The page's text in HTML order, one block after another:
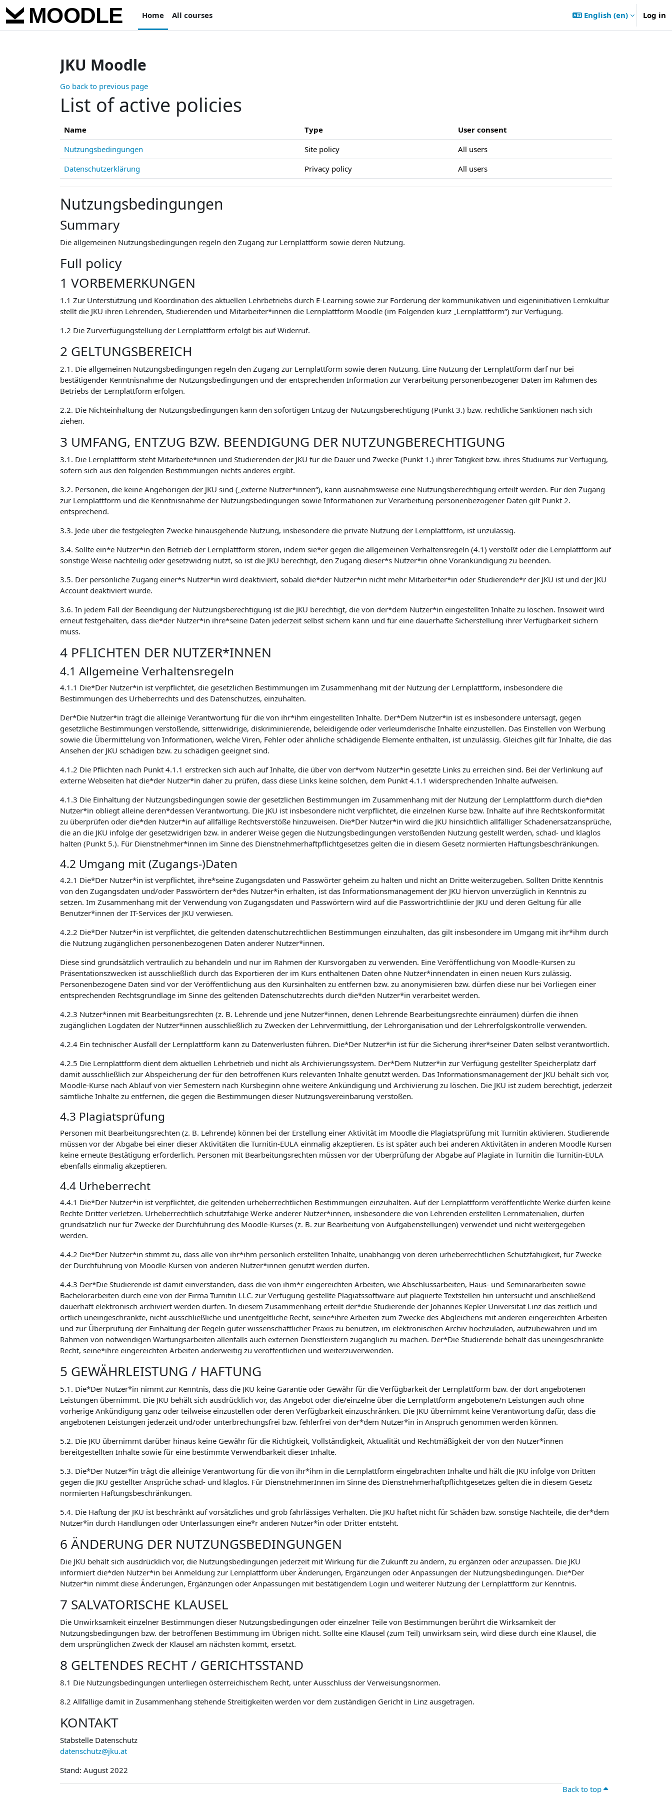
Skip to main content
Home
All courses English ‎(en)‎ Log in
JKU Moodle
Go back to previous page
List of active policies
Name Type
User consent
Nutzungsbedingungen
Site policy
All users
Datenschutzerklärung
Privacy policy All users
Nutzungsbedingungen
Summary
Die allgemeinen Nutzungsbedingungen regeln den Zugang zur Lernplattform sowie deren Nutzung.
Full policy
1 VORBEMERKUNGEN
1.1 Zur Unterstützung und Koordination des aktuellen Lehrbetriebs durch E-Learning sowie zur Förderung der kommunikativen und eigeninitiativen Lernkultur
stellt die JKU ihren Lehrenden, Studierenden und Mitarbeiter*innen die Lernplattform Moodle (im Folgenden kurz „Lernplattform“) zur Verfügung.
1.2 Die Zurverfügungstellung der Lernplattform erfolgt bis auf Widerruf.
2 GELTUNGSBEREICH
2.1. Die allgemeinen Nutzungsbedingungen regeln den Zugang zur Lernplattform sowie deren Nutzung. Eine Nutzung der Lernplattform darf nur bei
bestätigender Kenntnisnahme der Nutzungsbedingungen und der entsprechenden Information zur Verarbeitung personenbezogener Daten im Rahmen des
Betriebs der Lernplattform erfolgen.
2.2. Die Nichteinhaltung der Nutzungsbedingungen kann den sofortigen Entzug der Nutzungsberechtigung (Punkt 3.) bzw. rechtliche Sanktionen nach sich
ziehen.
3 UMFANG, ENTZUG BZW. BEENDIGUNG DER NUTZUNGBERECHTIGUNG
3.1. Die Lernplattform steht Mitarbeite*innen und Studierenden der JKU für die Dauer und Zwecke (Punkt 1.) ihrer Tätigkeit bzw. ihres Studiums zur Verfügung,
sofern sich aus den folgenden Bestimmungen nichts anderes ergibt.
3.2. Personen, die keine Angehörigen der JKU sind („externe Nutzer*innen“), kann ausnahmsweise eine Nutzungsberechtigung erteilt werden. Für den Zugang
zur Lernplattform und die Kenntnisnahme der Nutzungsbedingungen sowie Informationen zur Verarbeitung personenbezogener Daten gilt Punkt 2.
entsprechend.
3.3. Jede über die festgelegten Zwecke hinausgehende Nutzung, insbesondere die private Nutzung der Lernplattform, ist unzulässig.
3.4. Sollte ein*e Nutzer*in den Betrieb der Lernplattform stören, indem sie*er gegen die allgemeinen Verhaltensregeln (4.1) verstößt oder die Lernplattform auf
sonstige Weise nachteilig oder gesetzwidrig nutzt, so ist die JKU berechtigt, den Zugang dieser*s Nutzer*in ohne Vorankündigung zu beenden.
3.5. Der persönliche Zugang einer*s Nutzer*in wird deaktiviert, sobald die*der Nutzer*in nicht mehr Mitarbeiter*in oder Studierende*r der JKU ist und der JKU
Account deaktiviert wurde.
3.6. In jedem Fall der Beendigung der Nutzungsberechtigung ist die JKU berechtigt, die von der*dem Nutzer*in eingestellten Inhalte zu löschen. Insoweit wird
erneut festgehalten, dass die*der Nutzer*in ihre*seine Daten jederzeit selbst sichern kann und für eine dauerhafte Sicherstellung ihrer Verfügbarkeit sichern
muss.
4 PFLICHTEN DER NUTZER*INNEN
4.1 Allgemeine Verhaltensregeln
4.1.1 Die*Der Nutzer*in ist verpflichtet, die gesetzlichen Bestimmungen im Zusammenhang mit der Nutzung der Lernplattform, insbesondere die
Bestimmungen des Urheberrechts und des Datenschutzes, einzuhalten.
Der*Die Nutzer*in trägt die alleinige Verantwortung für die von ihr*ihm eingestellten Inhalte. Der*Dem Nutzer*in ist es insbesondere untersagt, gegen
gesetzliche Bestimmungen verstoßende, sittenwidrige, diskriminierende, beleidigende oder verleumderische Inhalte einzustellen. Das Einstellen von Werbung
sowie die Übermittelung von Informationen, welche Viren, Fehler oder ähnliche schädigende Elemente enthalten, ist unzulässig. Gleiches gilt für Inhalte, die das
Ansehen der JKU schädigen bzw. zu schädigen geeignet sind.
4.1.2 Die Pflichten nach Punkt 4.1.1 erstrecken sich auch auf Inhalte, die über von der*vom Nutzer*in gesetzte Links zu erreichen sind. Bei der Verlinkung auf
externe Webseiten hat die*der Nutzer*in daher zu prüfen, dass diese Links keine solchen, dem Punkt 4.1.1 widersprechenden Inhalte aufweisen.
4.1.3 Die Einhaltung der Nutzungsbedingungen sowie der gesetzlichen Bestimmungen im Zusammenhang mit der Nutzung der Lernplattform durch die*den
Nutzer*in obliegt alleine deren*dessen Verantwortung. Die JKU ist insbesondere nicht verpflichtet, die einzelnen Kurse bzw. Inhalte auf ihre Rechtskonformität
zu überprüfen oder die*den Nutzer*in auf allfällige Rechtsverstöße hinzuweisen. Die*Der Nutzer*in wird die JKU hinsichtlich allfälliger Schadenersatzansprüche,
die an die JKU infolge der gesetzwidrigen bzw. in anderer Weise gegen die Nutzungsbedingungen verstoßenden Nutzung gestellt werden, schad- und klaglos
halten (Punkt 5.). Für Dienstnehmer*innen im Sinne des Dienstnehmerhaftpflichtgesetzes gelten die in diesem Gesetz normierten Haftungsbeschränkungen.
4.2 Umgang mit (Zugangs-)Daten
4.2.1 Die*Der Nutzer*in ist verpflichtet, ihre*seine Zugangsdaten und Passwörter geheim zu halten und nicht an Dritte weiterzugeben. Sollten Dritte Kenntnis
von den Zugangsdaten und/oder Passwörtern der*des Nutzer*in erhalten, ist das Informationsmanagement der JKU hiervon unverzüglich in Kenntnis zu
setzen. Im Zusammenhang mit der Verwendung von Zugangsdaten und Passwörtern wird auf die Passwortrichtlinie der JKU und deren Geltung für alle
Benutzer*innen der IT-Services der JKU verwiesen.
4.2.2 Die*Der Nutzer*in ist verpflichtet, die geltenden datenschutzrechtlichen Bestimmungen einzuhalten, das gilt insbesondere im Umgang mit ihr*ihm durch
die Nutzung zugänglichen personenbezogenen Daten anderer Nutzer*innen.
Diese sind grundsätzlich vertraulich zu behandeln und nur im Rahmen der Kursvorgaben zu verwenden. Eine Veröffentlichung von Moodle-Kursen zu
Präsentationszwecken ist ausschließlich durch das Exportieren der im Kurs enthaltenen Daten ohne Nutzer*innendaten in einen neuen Kurs zulässig.
Personenbezogene Daten sind vor der Veröffentlichung aus den Kursinhalten zu entfernen bzw. zu anonymisieren bzw. dürfen diese nur bei Vorliegen einer
entsprechenden Rechtsgrundlage im Sinne des geltenden Datenschutzrechts durch die*den Nutzer*in verarbeitet werden.
4.2.3 Nutzer*innen mit Bearbeitungsrechten (z. B. Lehrende und jene Nutzer*innen, denen Lehrende Bearbeitungsrechte einräumen) dürfen die ihnen
zugänglichen Logdaten der Nutzer*innen ausschließlich zu Zwecken der Lehrvermittlung, der Lehrorganisation und der Lehrerfolgskontrolle verwenden.
4.2.4 Ein technischer Ausfall der Lernplattform kann zu Datenverlusten führen. Die*Der Nutzer*in ist für die Sicherung ihrer*seiner Daten selbst verantwortlich.
4.2.5 Die Lernplattform dient dem aktuellen Lehrbetrieb und nicht als Archivierungssystem. Der*Dem Nutzer*in zur Verfügung gestellter Speicherplatz darf
damit ausschließlich zur Abspeicherung der für den betroffenen Kurs relevanten Inhalte genutzt werden. Das Informationsmanagement der JKU behält sich vor,
Moodle-Kurse nach Ablauf von vier Semestern nach Kursbeginn ohne weitere Ankündigung und Archivierung zu löschen. Die JKU ist zudem berechtigt, jederzeit
sämtliche Inhalte zu entfernen, die gegen die Bestimmungen dieser Nutzungsvereinbarung verstoßen.
4.3 Plagiatsprüfung
Personen mit Bearbeitungsrechten (z. B. Lehrende) können bei der Erstellung einer Aktivität im Moodle die Plagiatsprüfung mit Turnitin aktivieren. Studierende
müssen vor der Abgabe bei einer dieser Aktivitäten die Turnitin-EULA einmalig akzeptieren. Es ist später auch bei anderen Aktivitäten in anderen Moodle Kursen
keine erneute Bestätigung erforderlich. Personen mit Bearbeitungsrechten müssen vor der Überprüfung der Abgabe auf Plagiate in Turnitin die Turnitin-EULA
ebenfalls einmalig akzeptieren.
4.4 Urheberrecht
4.4.1 Die*Der Nutzer*in ist verpflichtet, die geltenden urheberrechtlichen Bestimmungen einzuhalten. Auf der Lernplattform veröffentlichte Werke dürfen keine
Rechte Dritter verletzen. Urheberrechtlich schutzfähige Werke anderer Nutzer*innen, insbesondere die von Lehrenden erstellten Lernmaterialien, dürfen
grundsätzlich nur für Zwecke der Durchführung des Moodle-Kurses (z. B. zur Bearbeitung von Aufgabenstellungen) verwendet und nicht weitergegeben
werden.
4.4.2 Die*Der Nutzer*in stimmt zu, dass alle von ihr*ihm persönlich erstellten Inhalte, unabhängig von deren urheberrechtlichen Schutzfähigkeit, für Zwecke
der Durchführung von Moodle-Kursen von anderen Nutzer*innen genutzt werden dürfen.
4.4.3 Der*Die Studierende ist damit einverstanden, dass die von ihm*r eingereichten Arbeiten, wie Abschlussarbeiten, Haus- und Seminararbeiten sowie
Bachelorarbeiten durch eine von der Firma Turnitin LLC. zur Verfügung gestellte Plagiatssoftware auf plagiierte Textstellen hin untersucht und anschließend
dauerhaft elektronisch archiviert werden dürfen. In diesem Zusammenhang erteilt der*die Studierende der Johannes Kepler Universität Linz das zeitlich und
örtlich uneingeschränkte, nicht-ausschließliche und unentgeltliche Recht, seine*ihre Arbeiten zum Zwecke des Abgleichens mit anderen eingereichten Arbeiten
und zur Überprüfung der Einhaltung der Regeln guter wissenschaftlicher Praxis zu benutzen, im elektronischen Archiv hochzuladen, aufzubewahren und im
Rahmen von notwendigen Wartungsarbeiten allenfalls auch externen Dienstleistern zugänglich zu machen. Der*Die Studierende behält das uneingeschränkte
Recht, seine*ihre eingereichten Arbeiten anderweitig zu veröffentlichen und weiterzuverwenden.
5 GEWÄHRLEISTUNG / HAFTUNG
5.1. Die*Der Nutzer*in nimmt zur Kenntnis, dass die JKU keine Garantie oder Gewähr für die Verfügbarkeit der Lernplattform bzw. der dort angebotenen
Leistungen übernimmt. Die JKU behält sich ausdrücklich vor, das Angebot oder die/einzelne über die Lernplattform angebotene/n Leistungen auch ohne
vorherige Ankündigung ganz oder teilweise einzustellen oder deren Verfügbarkeit einzuschränken. Die JKU übernimmt keine Verantwortung dafür, dass die
angebotenen Leistungen jederzeit und/oder unterbrechungsfrei bzw. fehlerfrei von der*dem Nutzer*in in Anspruch genommen werden können.
5.2. Die JKU übernimmt darüber hinaus keine Gewähr für die Richtigkeit, Vollständigkeit, Aktualität und Rechtmäßigkeit der von den Nutzer*innen
bereitgestellten Inhalte sowie für eine bestimmte Verwendbarkeit dieser Inhalte.
5.3. Die*Der Nutzer*in trägt die alleinige Verantwortung für die von ihr*ihm in die Lernplattform eingebrachten Inhalte und hält die JKU infolge von Dritten
gegen die JKU gestellter Ansprüche schad- und klaglos. Für DienstnehmerInnen im Sinne des Dienstnehmerhaftpflichtgesetzes gelten die in diesem Gesetz
normierten Haftungsbeschränkungen.
5.4. Die Haftung der JKU ist beschränkt auf vorsätzliches und grob fahrlässiges Verhalten. Die JKU haftet nicht für Schäden bzw. sonstige Nachteile, die der*dem
Nutzer*in durch Handlungen oder Unterlassungen eine*r anderen Nutzer*in oder Dritter entsteht.
6 ÄNDERUNG DER NUTZUNGSBEDINGUNGEN
Die JKU behält sich ausdrücklich vor, die Nutzungsbedingungen jederzeit mit Wirkung für die Zukunft zu ändern, zu ergänzen oder anzupassen. Die JKU
informiert die*den Nutzer*in bei Anmeldung zur Lernplattform über Änderungen, Ergänzungen oder Anpassungen der Nutzungsbedingungen. Die*Der
Nutzer*in nimmt diese Änderungen, Ergänzungen oder Anpassungen mit bestätigendem Login und weiterer Nutzung der Lernplattform zur Kenntnis.
7 SALVATORISCHE KLAUSEL
Die Unwirksamkeit einzelner Bestimmungen dieser Nutzungsbedingungen oder einzelner Teile von Bestimmungen berührt die Wirksamkeit der
Nutzungsbedingungen bzw. der betroffenen Bestimmung im Übrigen nicht. Sollte eine Klausel (zum Teil) unwirksam sein, wird diese durch eine Klausel, die
dem ursprünglichen Zweck der Klausel am nächsten kommt, ersetzt.
8 GELTENDES RECHT / GERICHTSSTAND
8.1 Die Nutzungsbedingungen unterliegen österreichischem Recht, unter Ausschluss der Verweisungsnormen.
8.2 Allfällige damit in Zusammenhang stehende Streitigkeiten werden vor dem zuständigen Gericht in Linz ausgetragen.
KONTAKT
Stabstelle Datenschutz
datenschutz@jku.at
Stand: August 2022
Back to top